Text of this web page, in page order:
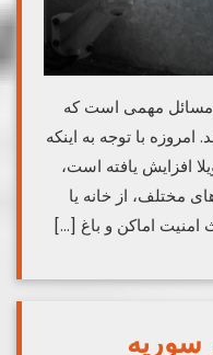
مسائل مهمی است که
با توجه به اینکه
افزایش یافته است،
از خانه یا
اماکن و باغ […]